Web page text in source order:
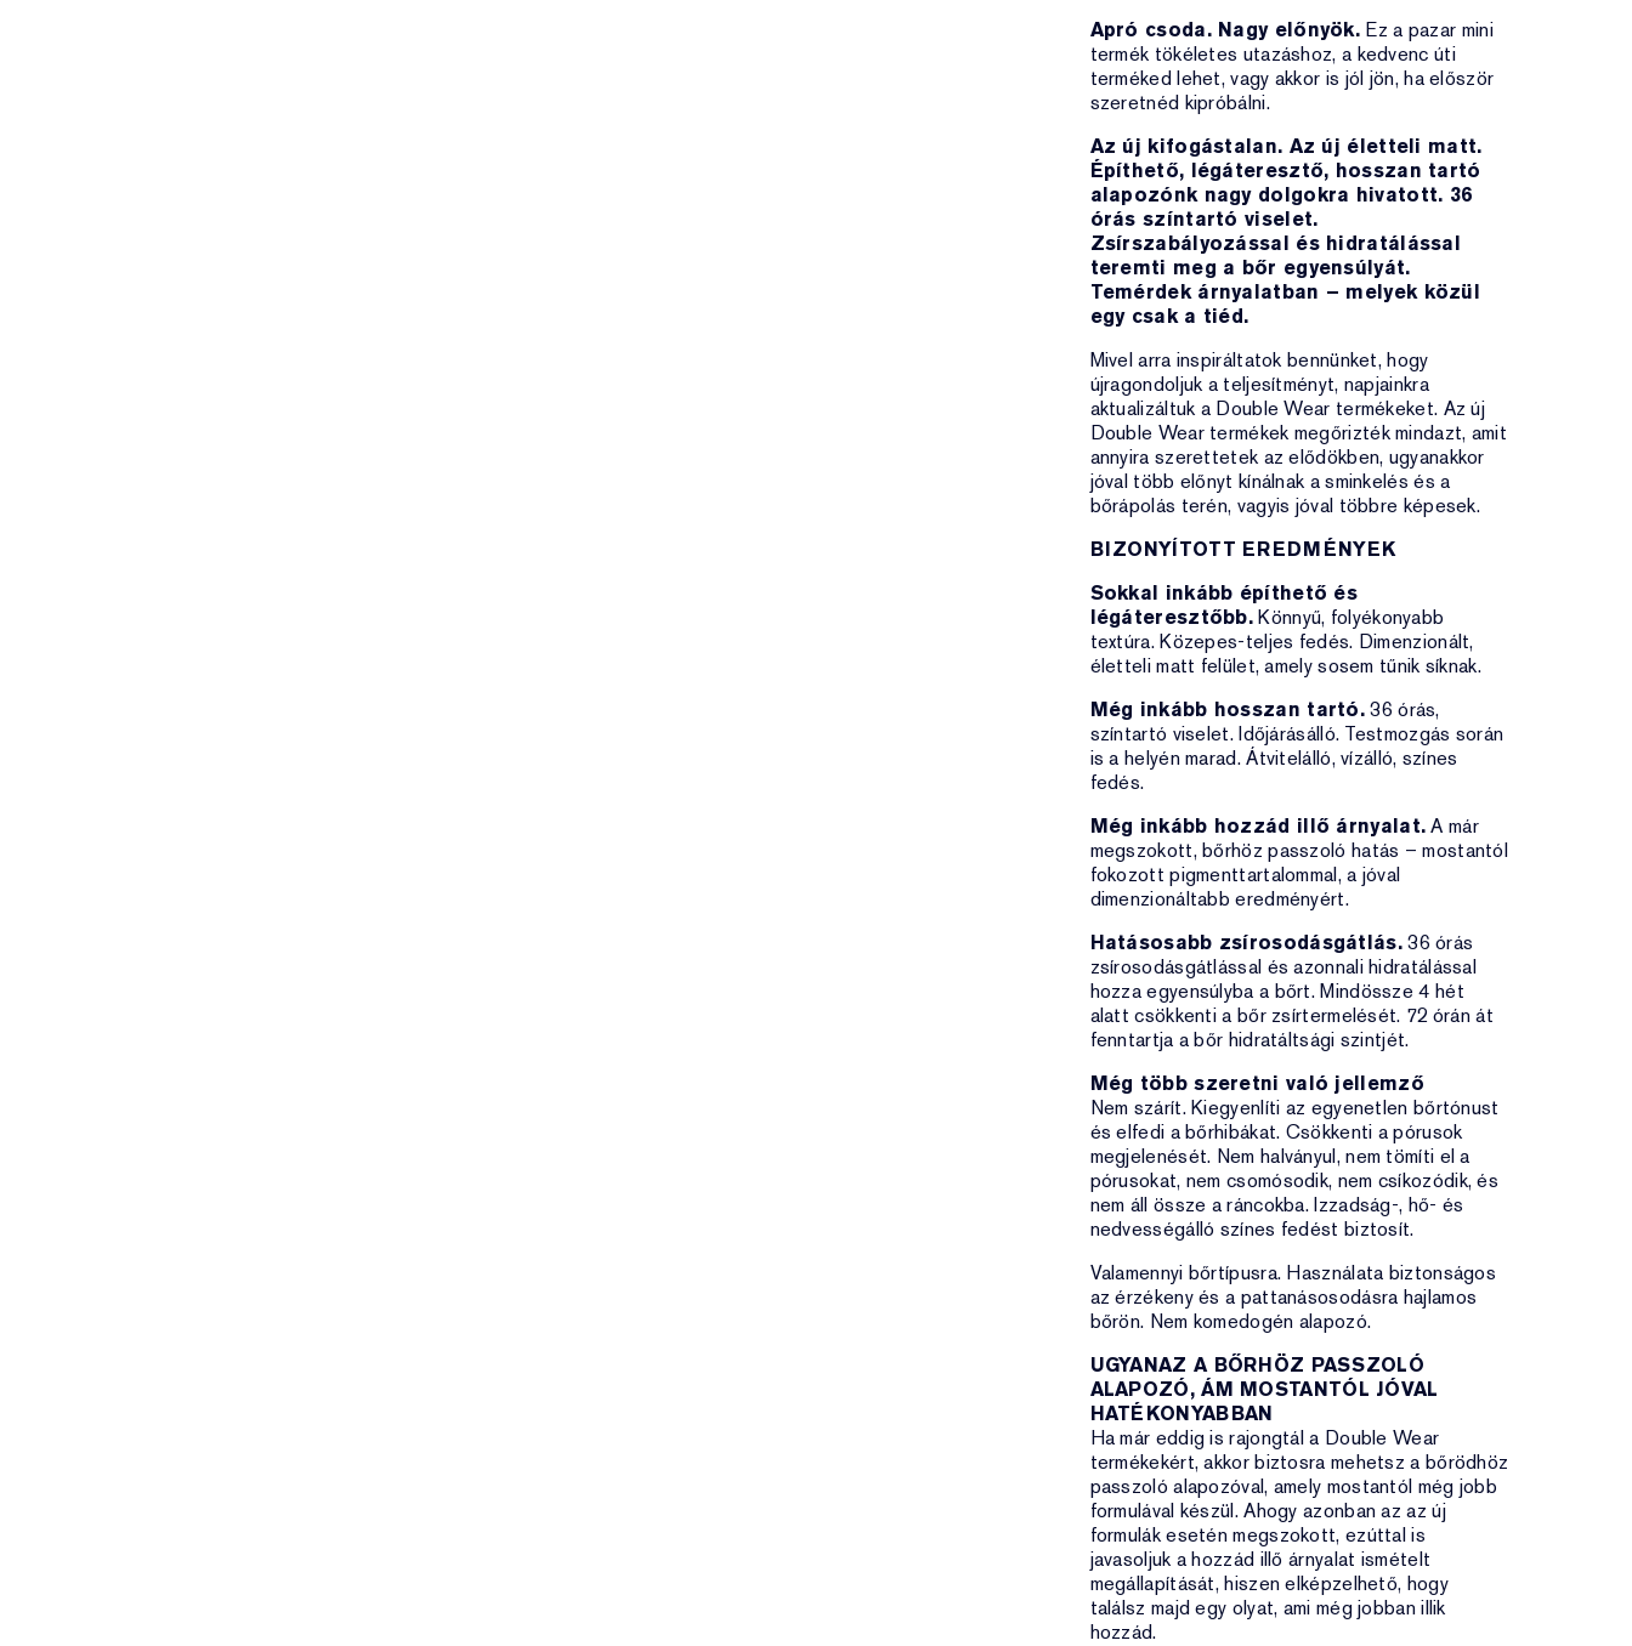
Apró csoda. Nagy előnyök. Ez a pazar mini
termék tökéletes utazáshoz, a kedvenc úti
terméked lehet, vagy akkor is jól jön, ha először
szeretnéd kipróbálni.
Az új kifogástalan. Az új életteli matt.
Építhető, légáteresztő, hosszan tartó
alapozónk nagy dolgokra hivatott. 36
órás színtartó viselet.
Zsírszabályozással és hidratálással
teremti meg a bőr egyensúlyát.
Temérdek árnyalatban – melyek közül
egy csak a tiéd.
Mivel arra inspiráltatok bennünket, hogy
újragondoljuk a teljesítményt, napjainkra
aktualizáltuk a Double Wear termékeket. Az új
Double Wear termékek megőrizték mindazt, amit
annyira szerettetek az elődökben, ugyanakkor
jóval több előnyt kínálnak a sminkelés és a
bőrápolás terén, vagyis jóval többre képesek.
BIZONYÍTOTT EREDMÉNYEK
Sokkal inkább építhető és
légáteresztőbb.Könnyű, folyékonyabb
textúra. Közepes-teljes fedés. Dimenzionált,
életteli matt felület, amely sosem tűnik síknak.
Még inkább hosszan tartó.36 órás,
színtartó viselet. Időjárásálló. Testmozgás során
is a helyén marad. Átvitelálló, vízálló, színes
fedés.
Még inkább hozzád illő árnyalat.A már
megszokott, bőrhöz passzoló hatás – mostantól
fokozott pigmenttartalommal, a jóval
dimenzionáltabb eredményért.
Hatásosabb zsírosodásgátlás.36 órás
zsírosodásgátlással és azonnali hidratálással
hozza egyensúlyba a bőrt. Mindössze 4 hét
alatt csökkenti a bőr zsírtermelését. 72 órán át
fenntartja a bőr hidratáltsági szintjét.
Még több szeretni való jellemző
Nem szárít. Kiegyenlíti az egyenetlen bőrtónust
és elfedi a bőrhibákat. Csökkenti a pórusok
megjelenését. Nem halványul, nem tömíti el a
pórusokat, nem csomósodik, nem csíkozódik, és
nem áll össze a ráncokba. Izzadság-, hő- és
nedvességálló színes fedést biztosít.
Valamennyi bőrtípusra. Használata biztonságos
az érzékeny és a pattanásosodásra hajlamos
bőrön. Nem komedogén alapozó.
UGYANAZ A BŐRHÖZ PASSZOLÓ
ALAPOZÓ, ÁM MOSTANTÓL JÓVAL
HATÉKONYABBAN
Ha már eddig is rajongtál a Double Wear
termékekért, akkor biztosra mehetsz a bőrödhöz
passzoló alapozóval, amely mostantól még jobb
formulával készül. Ahogy azonban az az új
formulák esetén megszokott, ezúttal is
javasoljuk a hozzád illő árnyalat ismételt
megállapítását, hiszen elképzelhető, hogy
találsz majd egy olyat, ami még jobban illik
hozzád.